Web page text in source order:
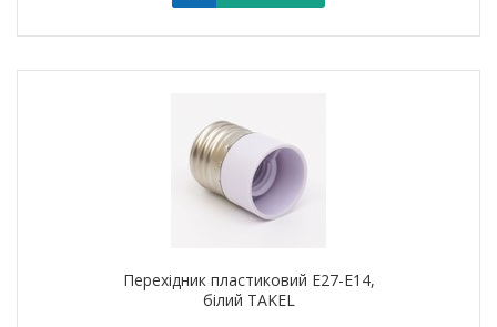
Перехідник пластиковий Е27-Е14,
білий TAKEL